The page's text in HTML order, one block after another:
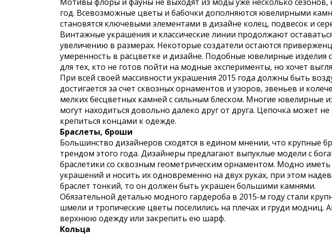
год. Всевозможные цветы и бабочки дополняются ювелирными
становятся ключевыми элементами в дизайне колец, подвесок и
Винтажные украшения и классические линии продолжают
увеличению в размерах. Некоторые создатели остаются
умеренность в расцветке и дизайне. Подобные ювелирные изделия
для тех, кто не готов пойти на модные эксперименты, но хочет
При всей своей массивности украшения 2015 года должны быть
достигается за счет сквозных орнаментов и узоров, звеньев и
мелких бесцветных камней с сильным блеском. Многие ювелирные
могут находиться довольно далеко друг от друга. Цепочка может не
крепиться концами к одежде.
Браслеты, броши
Большинство дизайнеров сходятся в едином мнении, что крупные
трендом этого года. Дизайнеры предлагают выпуклые модели с
браслетики со сквозным геометрическим орнаментом. Модно
украшений и носить их одновременно на двух руках, при этом
браслет тонкий, то он должен быть украшен большими камнями.
Обязательной деталью модного гардероба в 2015-м году стали
шмели и тропические цветы поселились на плечах и груди модниц.
верхнюю одежду или закрепить ею шарф.
Кольца